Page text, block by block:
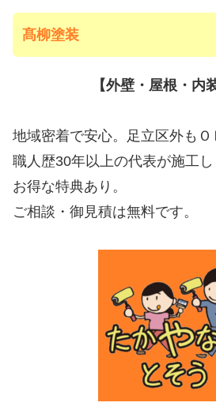
髙柳塗装
【外壁・屋根・内
地域密着で安心。足立区外もＯ
職人歴30年以上の代表が施工し
お得な特典あり。
ご相談・御見積は無料です。